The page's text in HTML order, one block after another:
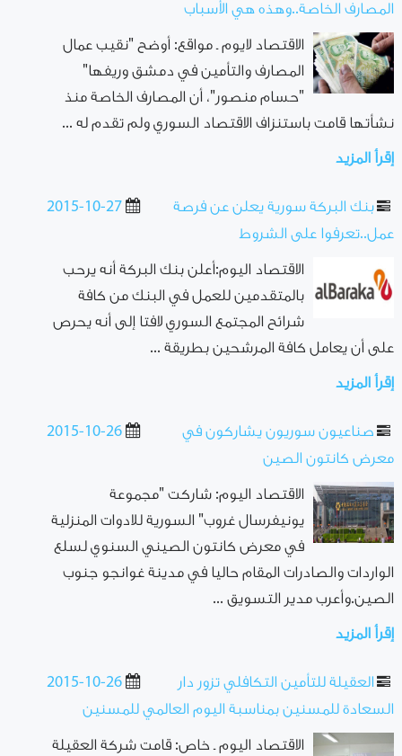
المصارف الخاصة..وهذه هي الأسباب
الاقتصاد لايوم ـ مواقع: أوضح "نقيب عمال
المصارف والتأمين في دمشق وريفها"
"حسام منصور"، أن المصارف الخاصة منذ
نشأتها قامت باستنزاف الاقتصاد السوري ولم تقدم له ...
إقرأ المزيد
2015-10-27
بنك البركة سورية يعلن عن فرصة
عمل..تعرفوا على الشروط
الاقتصاد اليوم:أعلن بنك البركة أنه يرحب
بالمتقدمين للعمل في البنك من كافة
شرائح المجتمع السوري لافتا إلى أنه يحرص
على أن يعامل كافة المرشحين بطريقة ...
إقرأ المزيد
2015-10-26
صناعيون سوريون يشاركون في
معرض كانتون الصين
الاقتصاد اليوم: شاركت "مجموعة
يونيفرسال غروب" السورية للادوات المنزلية
في معرض كانتون الصيني السنوي لسلع
الواردات والصادرات المقام حاليا في مدينة غوانجو جنوب
الصين.وأعرب مدير التسويق ...
إقرأ المزيد
2015-10-26
العقيلة للتأمين التكافلي تزور دار
السعادة للمسنين بمناسبة اليوم العالمي للمسنين
الاقتصاد اليوم ـ خاص: قامت شركة العقيلة